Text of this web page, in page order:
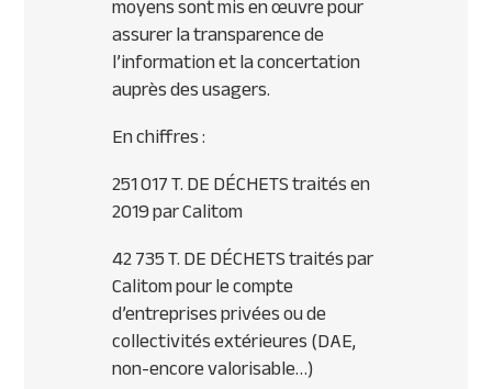
assurer la transparence de
l’information et la concertation
auprès des usagers.
En chiffres :
251 017 T. DE DÉCHETS traités en
2019 par Calitom
42 735 T. DE DÉCHETS traités par
Calitom pour le compte
d’entreprises privées ou de
collectivités extérieures (DAE,
non-encore valorisable…)